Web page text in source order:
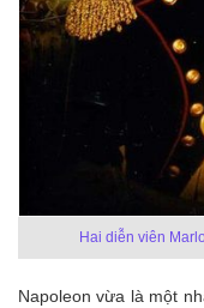
Hai diễn viên
Napoleon vừa là một